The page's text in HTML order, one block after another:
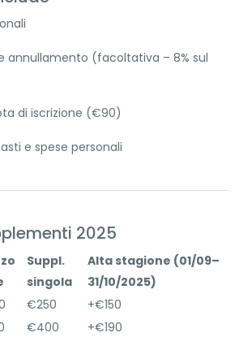
annullamento (facoltativa – 8% sul
di iscrizione (€90)
e spese personali
2025
Suppl.
singola
Alta stagione (01/09–
31/10/2025)
€250
+€150
€400 +€190